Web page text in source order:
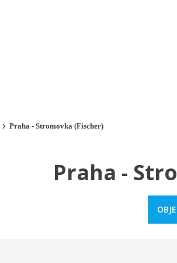
Praha - Stromovka (Fischer)
Praha -